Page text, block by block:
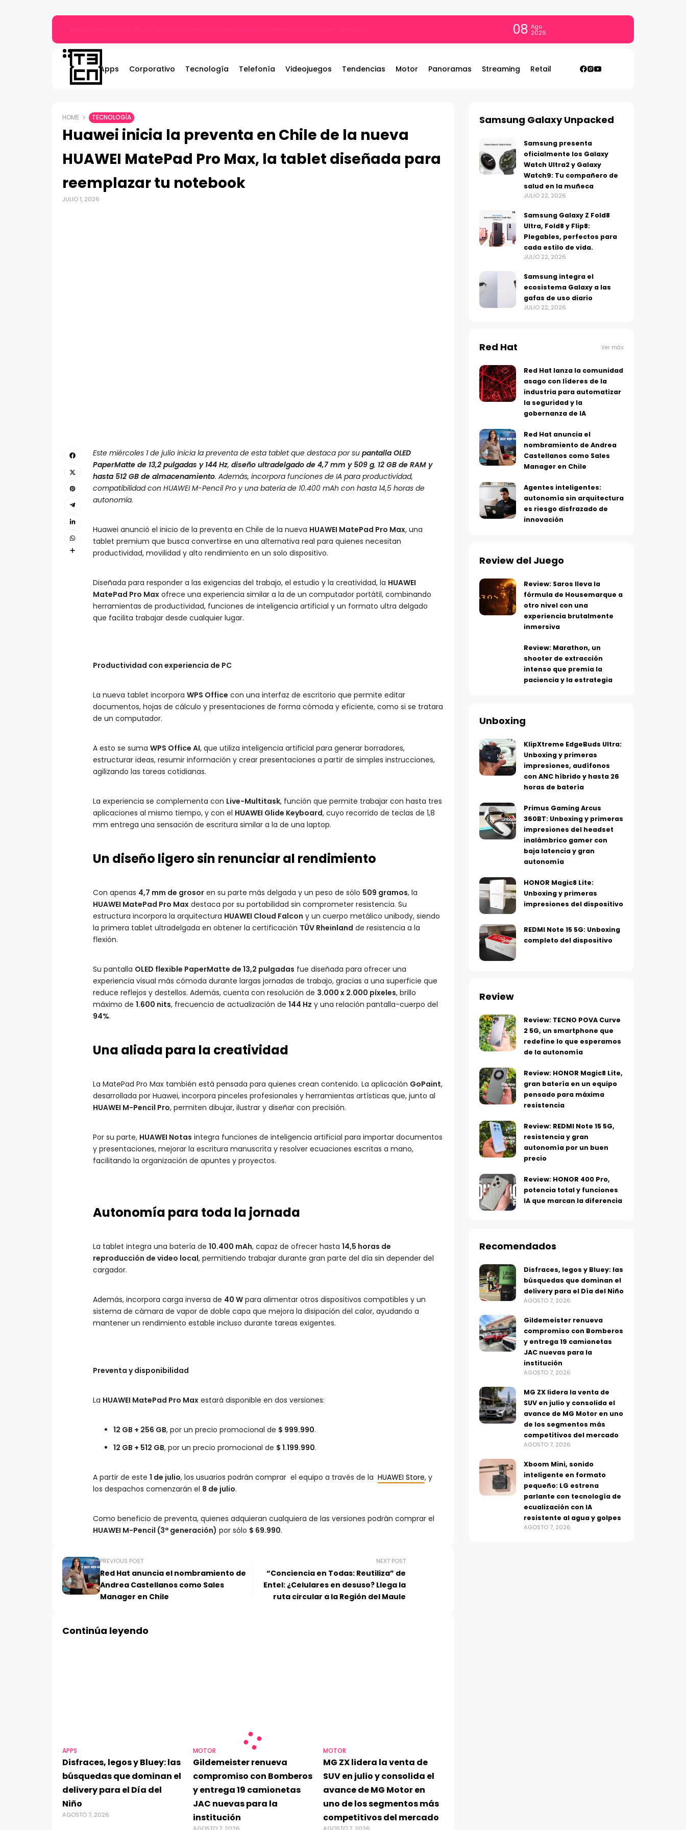
08 Ago
2026
Apps Corporativo Tecnología Telefonía Videojuegos Tendencias Motor Panoramas Streaming Retail
HOME TECNOLOGÍA
Huawei inicia la preventa en Chile de la nueva
HUAWEI MatePad Pro Max, la tablet diseñada para
reemplazar tu notebook
JULIO 1, 2026
Este miércoles 1 de julio inicia la preventa de esta tablet que destaca por su pantalla OLED
PaperMatte de 13,2 pulgadas y 144 Hz, diseño ultradelgado de 4,7 mm y 509 g, 12 GB de RAM y
hasta 512 GB de almacenamiento. Además, incorpora funciones de IA para productividad,
compatibilidad con HUAWEI M-Pencil Pro y una batería de 10.400 mAh con hasta 14,5 horas de
autonomía.
Huawei anunció el inicio de la preventa en Chile de la nueva HUAWEI MatePad Pro Max, una
tablet premium que busca convertirse en una alternativa real para quienes necesitan
productividad, movilidad y alto rendimiento en un solo dispositivo.
Diseñada para responder a las exigencias del trabajo, el estudio y la creatividad, la HUAWEI
MatePad Pro Max ofrece una experiencia similar a la de un computador portátil, combinando
herramientas de productividad, funciones de inteligencia artificial y un formato ultra delgado
que facilita trabajar desde cualquier lugar.
Productividad con experiencia de PC
La nueva tablet incorpora WPS Office con una interfaz de escritorio que permite editar
documentos, hojas de cálculo y presentaciones de forma cómoda y eficiente, como si se tratara
de un computador.
A esto se suma WPS Office AI, que utiliza inteligencia artificial para generar borradores,
estructurar ideas, resumir información y crear presentaciones a partir de simples instrucciones,
agilizando las tareas cotidianas.
La experiencia se complementa con Live-Multitask, función que permite trabajar con hasta tres
aplicaciones al mismo tiempo, y con el HUAWEI Glide Keyboard, cuyo recorrido de teclas de 1,8
mm entrega una sensación de escritura similar a la de una laptop.
Un diseño ligero sin renunciar al rendimiento
Con apenas 4,7 mm de grosor en su parte más delgada y un peso de sólo 509 gramos, la
HUAWEI MatePad Pro Max destaca por su portabilidad sin comprometer resistencia. Su
estructura incorpora la arquitectura HUAWEI Cloud Falcon y un cuerpo metálico unibody, siendo
la primera tablet ultradelgada en obtener la certificación TÜV Rheinland de resistencia a la
flexión.
Su pantalla OLED flexible PaperMatte de 13,2 pulgadas fue diseñada para ofrecer una
experiencia visual más cómoda durante largas jornadas de trabajo, gracias a una superficie que
reduce reflejos y destellos. Además, cuenta con resolución de 3.000 x 2.000 píxeles, brillo
máximo de 1.600 nits, frecuencia de actualización de 144 Hz y una relación pantalla-cuerpo del
94%.
Una aliada para la creatividad
La MatePad Pro Max también está pensada para quienes crean contenido. La aplicación GoPaint,
desarrollada por Huawei, incorpora pinceles profesionales y herramientas artísticas que, junto al
HUAWEI M-Pencil Pro, permiten dibujar, ilustrar y diseñar con precisión.
Por su parte, HUAWEI Notas integra funciones de inteligencia artificial para importar documentos
y presentaciones, mejorar la escritura manuscrita y resolver ecuaciones escritas a mano,
facilitando la organización de apuntes y proyectos.
Autonomía para toda la jornada
La tablet integra una batería de 10.400 mAh, capaz de ofrecer hasta 14,5 horas de
reproducción de video local, permitiendo trabajar durante gran parte del día sin depender del
cargador.
Además, incorpora carga inversa de 40 W para alimentar otros dispositivos compatibles y un
sistema de cámara de vapor de doble capa que mejora la disipación del calor, ayudando a
mantener un rendimiento estable incluso durante tareas exigentes.
Preventa y disponibilidad
La HUAWEI MatePad Pro Max estará disponible en dos versiones:
12 GB + 256 GB, por un precio promocional de $ 999.990.
12 GB + 512 GB, por un precio promocional de $ 1.199.990.
A partir de este 1 de julio, los usuarios podrán comprar el equipo a través de la HUAWEI Store, y
los despachos comenzarán el 8 de julio.
Como beneficio de preventa, quienes adquieran cualquiera de las versiones podrán comprar el
HUAWEI M-Pencil (3ª generación) por sólo $ 69.990.
PREVIOUS POST
Red Hat anuncia el nombramiento de
Andrea Castellanos como Sales
Manager en Chile
NEXT POST
“Conciencia en Todas: Reutiliza” de
Entel: ¿Celulares en desuso? Llega la
ruta circular a la Región del Maule
Continúa leyendo
APPS
Disfraces, legos y Bluey: las
búsquedas que dominan el
delivery para el Día del
Niño
AGOSTO 7, 2026
MOTOR
Gildemeister renueva
compromiso con Bomberos
y entrega 19 camionetas
JAC nuevas para la
institución
AGOSTO 7, 2026
MOTOR
MG ZX lidera la venta de
SUV en julio y consolida el
avance de MG Motor en
uno de los segmentos más
competitivos del mercado
AGOSTO 7, 2026
Samsung Galaxy Unpacked
Samsung presenta
oficialmente los Galaxy
Watch Ultra2 y Galaxy
Watch9: Tu compañero de
salud en la muñeca
JULIO 22, 2026
Samsung Galaxy Z Fold8
Ultra, Fold8 y Flip8:
Plegables, perfectos para
cada estilo de vida.
JULIO 22, 2026
Samsung integra el
ecosistema Galaxy a las
gafas de uso diario
JULIO 22, 2026
Red Hat Ver más
Red Hat lanza la comunidad
asago con líderes de la
industria para automatizar
la seguridad y la
gobernanza de IA
Red Hat anuncia el
nombramiento de Andrea
Castellanos como Sales
Manager en Chile
Agentes inteligentes:
autonomía sin arquitectura
es riesgo disfrazado de
innovación
Review del Juego
Review: Saros lleva la
fórmula de Housemarque a
otro nivel con una
experiencia brutalmente
inmersiva
Review: Marathon, un
shooter de extracción
intenso que premia la
paciencia y la estrategia
Unboxing
KlipXtreme EdgeBuds Ultra:
Unboxing y primeras
impresiones, audífonos
con ANC híbrido y hasta 26
horas de batería
Primus Gaming Arcus
360BT: Unboxing y primeras
impresiones del headset
inalámbrico gamer con
baja latencia y gran
autonomía
HONOR Magic8 Lite:
Unboxing y primeras
impresiones del dispositivo
REDMI Note 15 5G: Unboxing
completo del dispositivo
Review
Review: TECNO POVA Curve
2 5G, un smartphone que
redefine lo que esperamos
de la autonomía
Review: HONOR Magic8 Lite,
gran batería en un equipo
pensado para máxima
resistencia
Review: REDMI Note 15 5G,
resistencia y gran
autonomía por un buen
precio
Review: HONOR 400 Pro,
potencia total y funciones
IA que marcan la diferencia
Recomendados
Disfraces, legos y Bluey: las
búsquedas que dominan el
delivery para el Día del Niño
AGOSTO 7, 2026
Gildemeister renueva
compromiso con Bomberos
y entrega 19 camionetas
JAC nuevas para la
institución
AGOSTO 7, 2026
MG ZX lidera la venta de
SUV en julio y consolida el
avance de MG Motor en uno
de los segmentos más
competitivos del mercado
AGOSTO 7, 2026
Xboom Mini, sonido
inteligente en formato
pequeño: LG estrena
parlante con tecnología de
ecualización con IA
resistente al agua y golpes
AGOSTO 7, 2026